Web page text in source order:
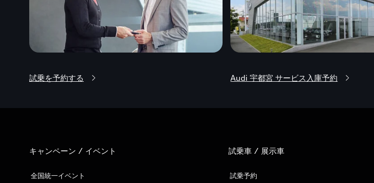
試乗を予約する Audi 宇都宮 サービス入庫予約
キャンペーン / イベント
全国統一イベント
試乗車 / 展示車
試乗予約